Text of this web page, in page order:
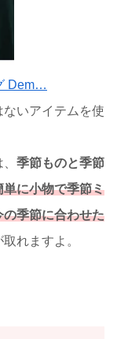
Dem…
いアイテムを使
季節ものと季節
単に小物で季節ミ
季節に合わせた
れますよ。